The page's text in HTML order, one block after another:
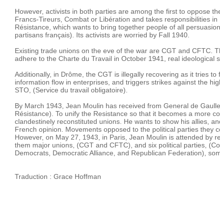
However, activists in both parties are among the first to oppose
Francs-Tireurs, Combat or Libération and takes responsibilities
Résistance, which wants to bring together people of all
partisans français). Its activists are worried by Fall 1940.
Existing trade unions on the eve of the war are CGT and CFTC.
adhere to the Charte du Travail in October 1941, real ideological
Additionally, in Drôme, the CGT is illegally recovering as it tries
information flow in enterprises, and triggers strikes against the
STO, (Service du travail obligatoire).
By March 1943, Jean Moulin has received from General de
Résistance). To unify the Resistance so that it becomes a more
clandestinely reconstituted unions. He wants to show his allies,
French opinion. Movements opposed to the political parties they
However, on May 27, 1943, in Paris, Jean Moulin is attended by
them major unions, (CGT and CFTC), and six political parties,
Democrats, Democratic Alliance, and Republican Federation),
Traduction : Grace Hoffman